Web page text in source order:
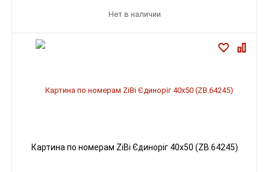
Нет в наличии
Картина по номерам ZiBi Єдиноріг 40x50 (ZB.64245)